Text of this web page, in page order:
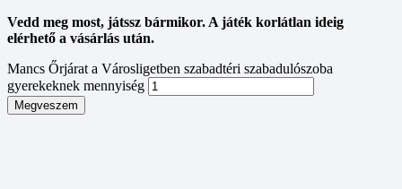
Vedd meg most, játssz bármikor. A játék korlátlan ideig
elérhető a vásárlás után.
Mancs Őrjárat a Városligetben szabadtéri szabadulószoba
gyerekeknek mennyiség
Megveszem